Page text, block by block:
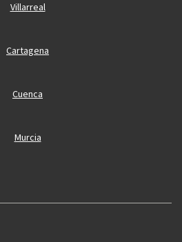
Villarreal
Cartagena
Cuenca
Murcia